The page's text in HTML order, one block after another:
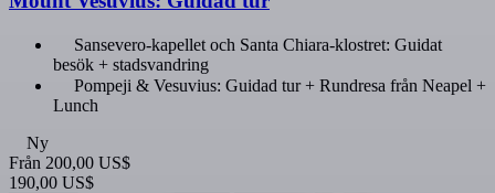
Sansevero-kapellet och Santa Chiara-klostret: Guidat
besök + stadsvandring
Pompeji & Vesuvius: Guidad tur + Rundresa från Neapel +
Lunch
Ny
Från 200,00 US$
190,00 US$